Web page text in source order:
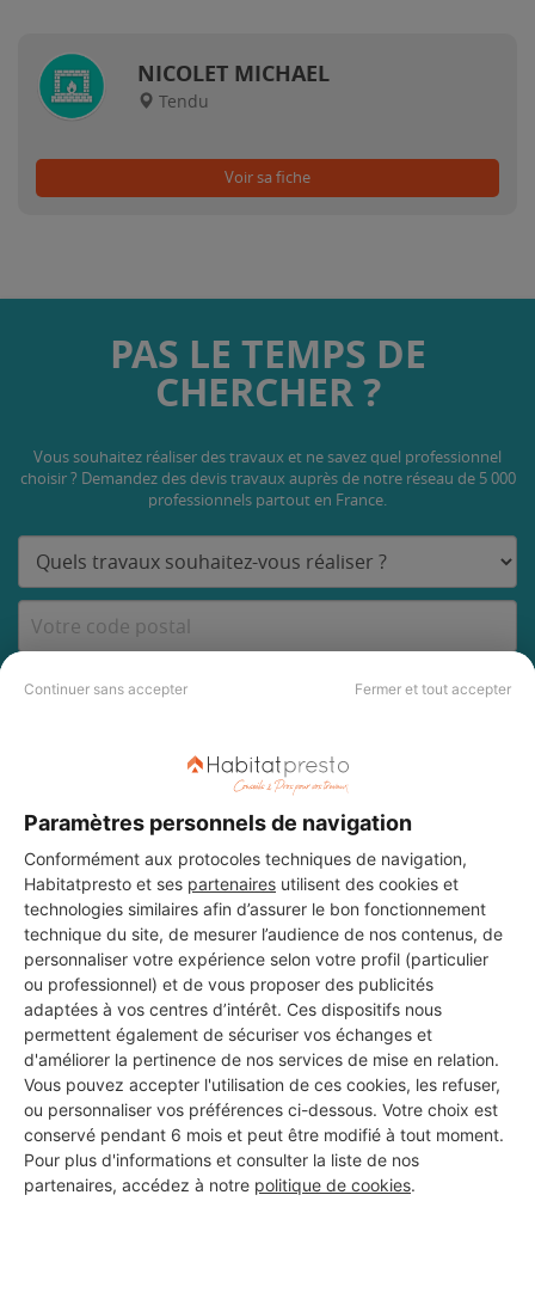
Continuer sans accepter Fermer et tout accepter
Paramètres personnels de navigation
Conformément aux protocoles techniques de navigation,
Habitatpresto et ses partenaires utilisent des cookies et
technologies similaires afin d’assurer le bon fonctionnement
technique du site, de mesurer l’audience de nos contenus, de
personnaliser votre expérience selon votre profil (particulier
ou professionnel) et de vous proposer des publicités
adaptées à vos centres d’intérêt. Ces dispositifs nous
permettent également de sécuriser vos échanges et
d'améliorer la pertinence de nos services de mise en relation.
Vous pouvez accepter l'utilisation de ces cookies, les refuser,
ou personnaliser vos préférences ci-dessous. Votre choix est
conservé pendant 6 mois et peut être modifié à tout moment.
Pour plus d'informations et consulter la liste de nos
partenaires, accédez à notre politique de cookies.
NICOLET MICHAEL
Tendu
Voir sa fiche
PAS LE TEMPS DE
CHERCHER ?
Vous souhaitez réaliser des travaux et ne savez quel professionnel
choisir ? Demandez des devis travaux auprès de notre réseau de 5 000
professionnels partout en France.
DEMANDER UN DEVIS
Aucun autre professionnel disponible dans cette zone
géographique.